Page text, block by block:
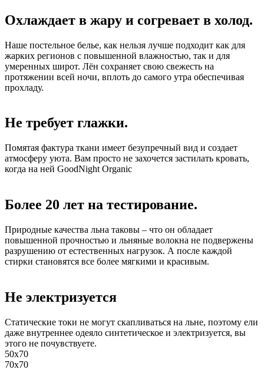
Охлаждает в жару и согревает в холод.
Наше постельное белье, как нельзя лучше подходит как для
жарких регионов с повышенной влажностью, так и для
умеренных широт. Лён сохраняет свою свежесть на
протяжении всей ночи, вплоть до самого утра обеспечивая
прохладу.
Не требует глажки.
Помятая фактура ткани имеет безупречный вид и создает
атмосферу уюта. Вам просто не захочется застилать кровать,
когда на ней GoodNight Organic
Более 20 лет на тестирование.
Природные качества льна таковы – что он обладает
повышенной прочностью и льняные волокна не подвержены
разрушению от естественных нагрузок. А после каждой
стирки становятся все более мягкими и красивым.
Не электризуется
Статические токи не могут скапливаться на льне, поэтому ели
даже внутреннее одеяло синтетическое и электризуется, вы
этого не почувствуете.
50x70
70x70